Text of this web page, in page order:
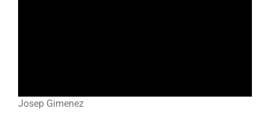
Josep Gimenez